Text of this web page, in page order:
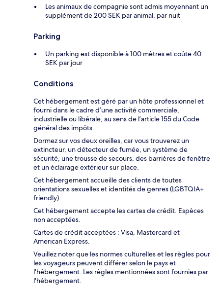
Les animaux de compagnie sont admis moyennant un
supplément de 200 SEK par animal, par nuit
Parking
Un parking est disponible à 100 mètres et coûte 40
SEK par jour
Conditions
Cet hébergement est géré par un hôte professionnel et
fourni dans le cadre d’une activité commerciale,
industrielle ou libérale, au sens de l’article 155 du Code
général des impôts
Dormez sur vos deux oreilles, car vous trouverez un
extincteur, un détecteur de fumée, un système de
sécurité, une trousse de secours, des barrières de fenêtre
et un éclairage extérieur sur place.
Cet hébergement accueille des clients de toutes
orientations sexuelles et identités de genres (LGBTQIA+
friendly).
Cet hébergement accepte les cartes de crédit. Espèces
non acceptées.
Cartes de crédit acceptées : Visa, Mastercard et
American Express.
Veuillez noter que les normes culturelles et les règles pour
les voyageurs peuvent différer selon le pays et
l'hébergement. Les règles mentionnées sont fournies par
l'hébergement.